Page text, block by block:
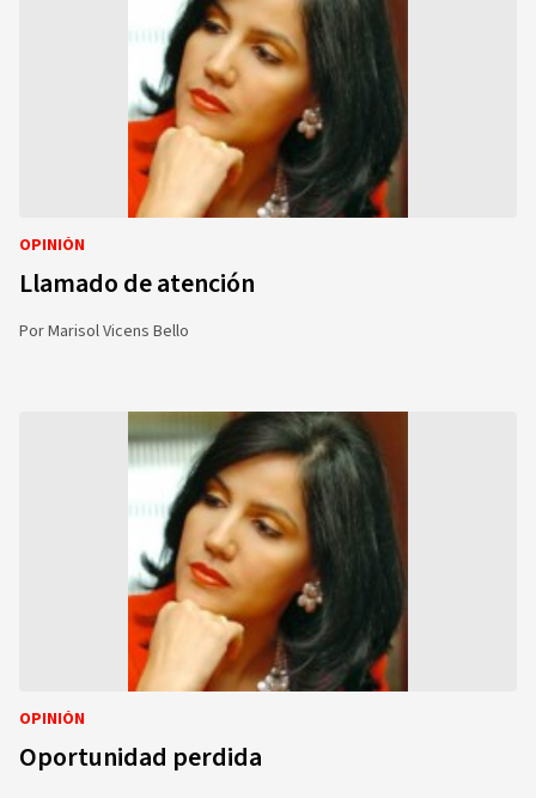
OPINIÓN
Llamado de atención
PorMarisol Vicens Bello
OPINIÓN
Oportunidad perdida